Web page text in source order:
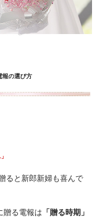
報の選び方
ると新郎新婦も喜んで
贈る電報は 「贈る時期」